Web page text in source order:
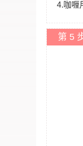
4.咖喱
第 5